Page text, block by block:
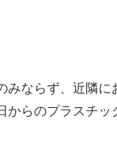
みならず、近隣
からのプラスチ